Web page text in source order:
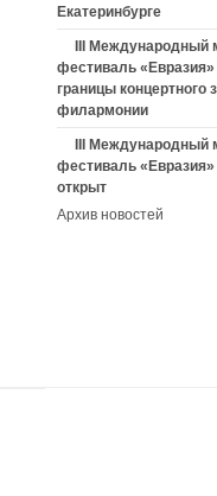
Екатеринбурге
III
фестиваль «Евразия»
границы концертного
филармонии
III
фестиваль «Евразия»
открыт
Архив новостей